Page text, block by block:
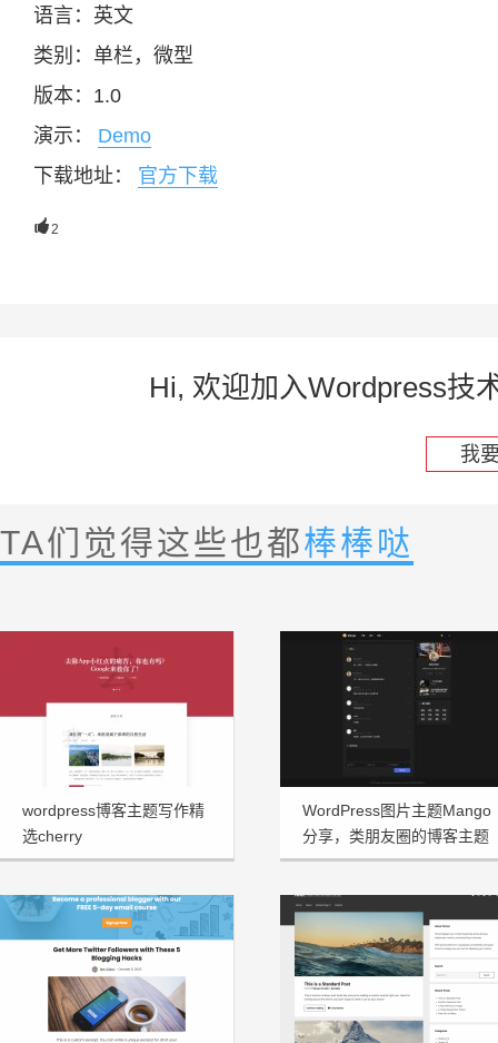
语言：英文
类别：单栏，微型
版本：1.0
演示：
Demo
下载地址：
官方下载
2
Hi, 欢迎加入Wordpress技
我
TA们觉得这些也都棒棒哒
wordpress博客主题写作精
选cherry
WordPress图片主题Mango
分享，类朋友圈的博客主题